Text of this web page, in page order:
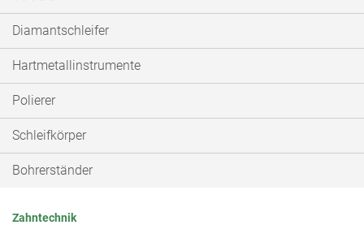
Diamantschleifer
Hartmetallinstrumente
Polierer
Schleifkörper
Bohrerständer
Zahntechnik